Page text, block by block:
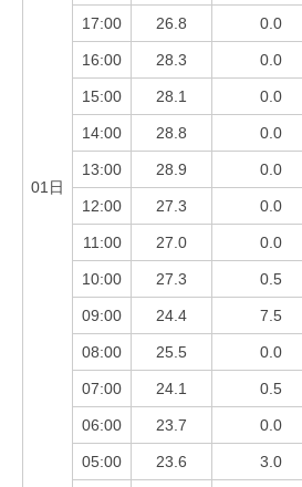
01日
17:00 26.8 0.0
16:00 28.3 0.0
15:00 28.1 0.0
14:00 28.8 0.0
13:00 28.9 0.0
12:00 27.3 0.0
11:00 27.0 0.0
10:00 27.3 0.5
09:00 24.4 7.5
08:00 25.5 0.0
07:00 24.1 0.5
06:00 23.7 0.0
05:00 23.6 3.0